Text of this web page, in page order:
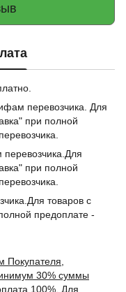
перевозчика. Для
при полной
при полной
товаров с
предоплате -
Покупателя,
30% суммы
100%. Для